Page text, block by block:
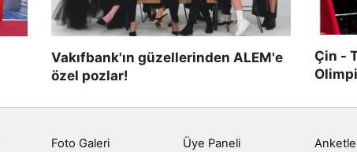
Vakıfbank'ın güzellerinden ALEM'e
özel pozlar!
Çin -
Foto Galeri Üye Paneli